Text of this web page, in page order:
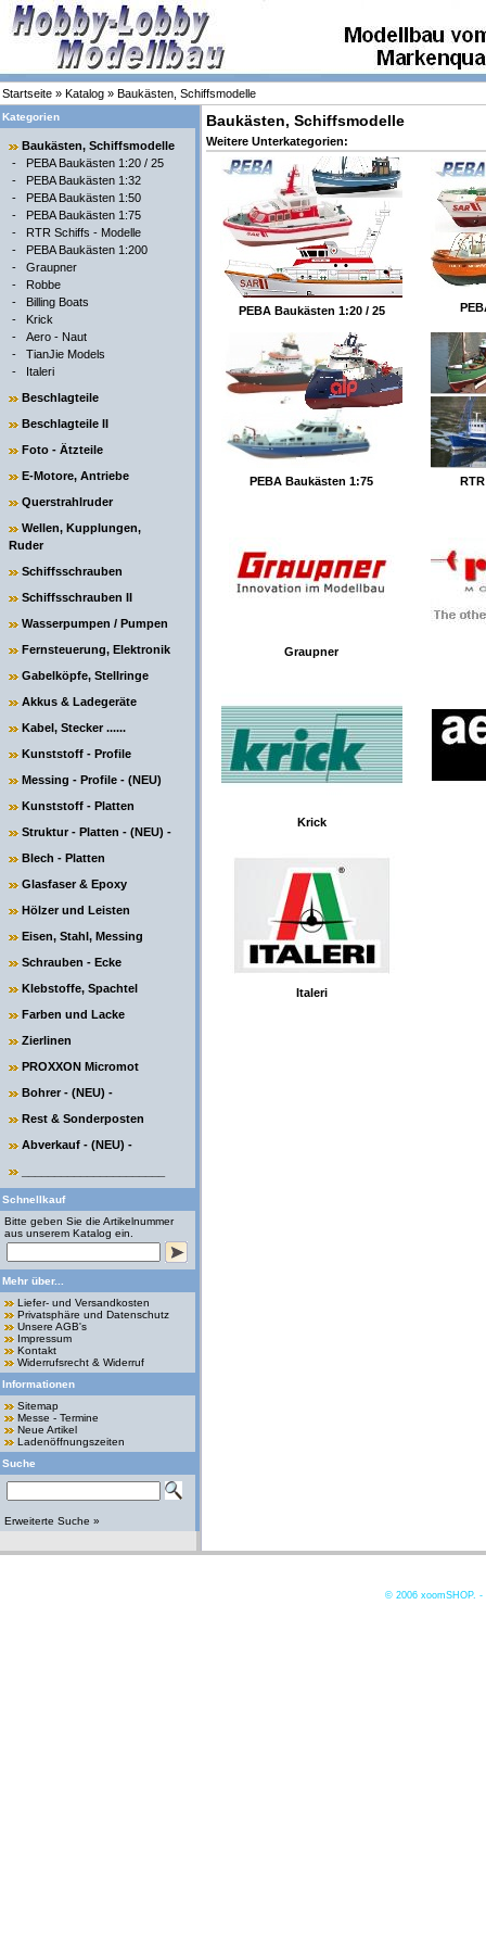
Startseite » Katalog » Baukästen, Schiffsmodelle
Kategorien
Baukästen, Schiffsmodelle
- PEBA Baukästen 1:20 / 25
- PEBA Baukästen 1:32
- PEBA Baukästen 1:50
- PEBA Baukästen 1:75
- RTR Schiffs - Modelle
- PEBA Baukästen 1:200
- Graupner
- Robbe
- Billing Boats
- Krick
- Aero - Naut
- TianJie Models
- Italeri
Beschlagteile
Beschlagteile II
Foto - Ätzteile
E-Motore, Antriebe
Querstrahlruder
Wellen, Kupplungen,
Ruder
Schiffsschrauben
Schiffsschrauben II
Wasserpumpen / Pumpen
Fernsteuerung, Elektronik
Gabelköpfe, Stellringe
Akkus & Ladegeräte
Kabel, Stecker ......
Kunststoff - Profile
Messing - Profile - (NEU)
Kunststoff - Platten
Struktur - Platten - (NEU) -
Blech - Platten
Glasfaser & Epoxy
Hölzer und Leisten
Eisen, Stahl, Messing
Schrauben - Ecke
Klebstoffe, Spachtel
Farben und Lacke
Zierlinen
PROXXON Micromot
Bohrer - (NEU) -
Rest & Sonderposten
Abverkauf - (NEU) -
Schnellkauf
Bitte geben Sie die Artikelnummer
aus unserem Katalog ein.
Mehr über...
Liefer- und Versandkosten
Privatsphäre und Datenschutz
Unsere AGB's
Impressum
Kontakt
Widerrufsrecht & Widerruf
Informationen
Sitemap
Messe - Termine
Neue Artikel
Ladenöffnungszeiten
Suche
Erweiterte Suche »
Baukästen, Schiffsmodelle
Weitere Unterkategorien:
PEBA Baukästen 1:20 / 25
PEBA Baukästen 1:75
Graupner
Krick
Italeri
© 2006 xoomSHOP. -